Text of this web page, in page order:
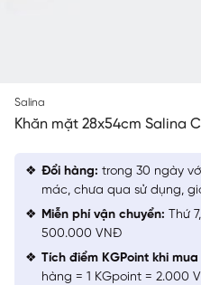
Salina
Khăn mặt 28x54cm Salina
Đổi hàng: trong 30 ngày
mác, chưa qua sử dụng,
Miễn phí vận chuyển: Thứ
500.000 VNĐ
Tích điểm KGPoint khi
hàng = 1 KGpoint = 2.000